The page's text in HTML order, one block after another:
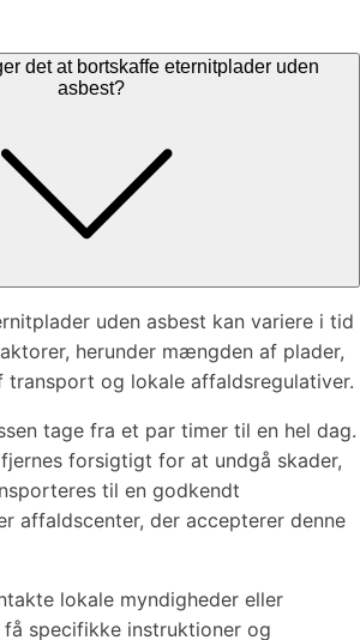
det at bortskaffe eternitplader uden
asbest?
uden asbest kan variere i tid
herunder mængden af plader,
og lokale affaldsregulativer.
tage fra et par timer til en hel dag.
forsigtigt for at undgå skader,
til en godkendt
affaldscenter, der accepterer denne
lokale myndigheder eller
specifikke instruktioner og